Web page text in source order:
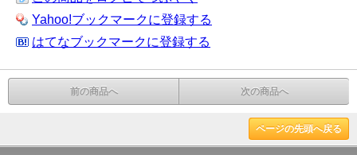
Yahoo!ブックマークに登録する
はてなブックマークに登録する
前の商品へ 次の商品へ
ページの先頭へ戻る